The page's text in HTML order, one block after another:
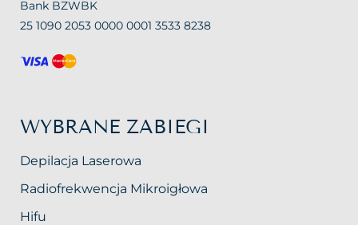
Bank BZWBK
25 1090 2053 0000 0001 3533 8238
WYBRANE ZABIEGI
Depilacja Laserowa
Radiofrekwencja Mikroigłowa
Hifu